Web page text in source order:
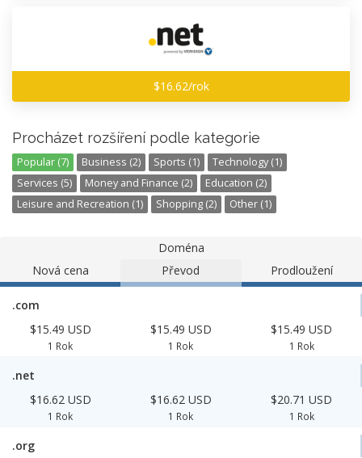
$16.62/rok
Procházet rozšíření podle kategorie
Popular (7) Business (2) Sports (1)
Technology (1)
Services (5)
Money and Finance (2)
Education (2)
Leisure and Recreation (1)
Shopping (2) Other (1)
Doména
Nová cena
Převod Prodloužení
.com
$15.49 USD
1 Rok
$15.49 USD
1 Rok
$15.49 USD
1 Rok
.net
$16.62 USD
1 Rok
$16.62 USD
1 Rok
$20.71 USD
1 Rok
.org